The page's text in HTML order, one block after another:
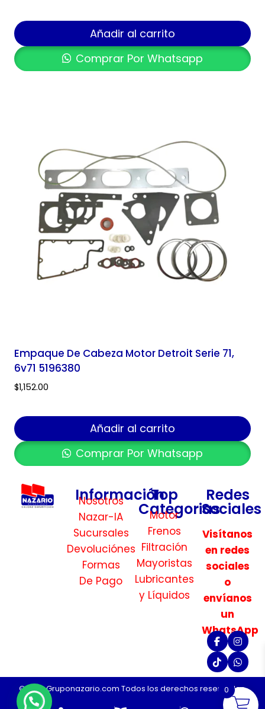
Añadir al carrito
Comprar Por Whatsapp
Empaque De Cabeza Motor Detroit Serie 71,
6v71 5196380
$1,152.00
Añadir al carrito
Comprar Por Whatsapp
Información
Nosotros
Nazar-IA
Sucursales
Devoluciónes
Formas
De Pago
Top
Categorias
Motor
Frenos
Filtración
Mayoristas
Lubricantes
y Líquidos
Redes
Sociales
Visítanos
en redes
sociales
o
envíanos
un
WhatsApp
©2026 Gruponazario.com Todos los derechos reservados.
0